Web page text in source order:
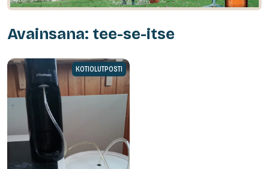
Avainsana: tee-se-itse
KOTIOLUTPOSTI